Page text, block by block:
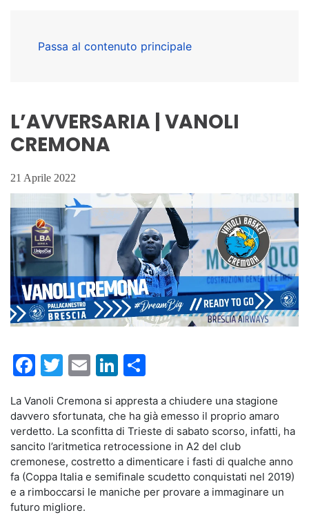
Passa al contenuto principale
L’AVVERSARIA | VANOLI
CREMONA
21 Aprile 2022
Facebook
Twitter
EmailLinkedIn
La Vanoli Cremona si appresta a chiudere una stagione
davvero sfortunata, che ha già emesso il proprio amaro
verdetto. La sconfitta di Trieste di sabato scorso, infatti, ha
sancito l’aritmetica retrocessione in A2 del club
cremonese, costretto a dimenticare i fasti di qualche anno
fa (Coppa Italia e semifinale scudetto conquistati nel 2019)
e a rimboccarsi le maniche per provare a immaginare un
futuro migliore.